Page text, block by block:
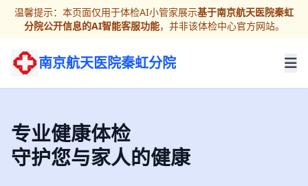
温馨提示：本页面仅用于体检AI小管家展示基于南京航天医院秦虹
分院公开信息的AI智能客服功能，并非该体检中心官方网站。
南京航天医院秦虹分院
专业健康体检
守护您与家人的健康